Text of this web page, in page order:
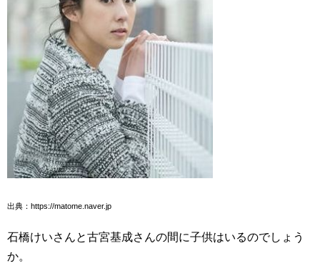
出典：https://matome.naver.jp
石橋けいさんと古宮基成さんの間に子供はいるのでしょう
か。